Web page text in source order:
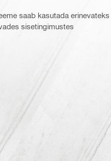
saab kasutada erinevateks
sisetingimustes